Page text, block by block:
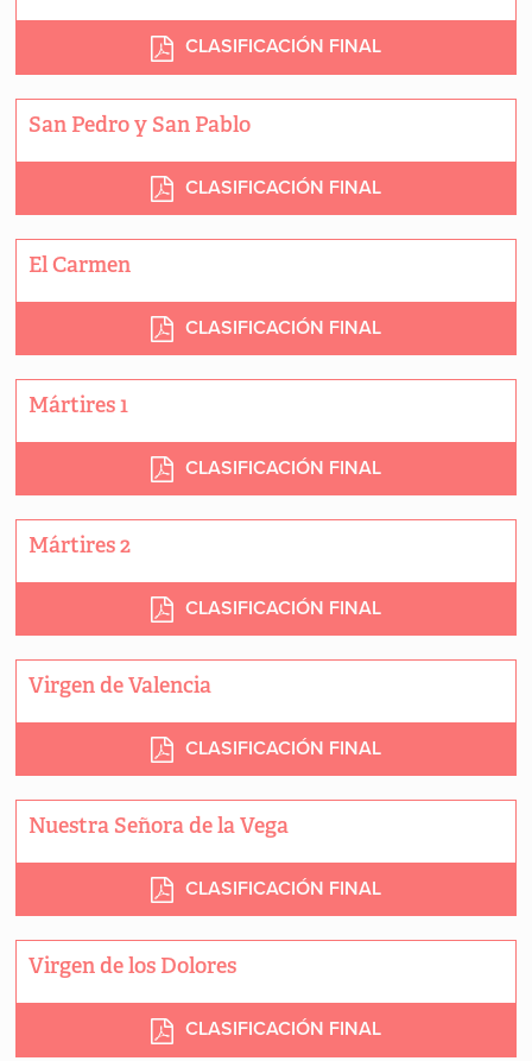
CLASIFICACIÓN FINAL
San Pedro y San Pablo
CLASIFICACIÓN FINAL
El Carmen
CLASIFICACIÓN FINAL
Mártires 1
CLASIFICACIÓN FINAL
Mártires 2
CLASIFICACIÓN FINAL
Virgen de Valencia
CLASIFICACIÓN FINAL
Nuestra Señora de la Vega
CLASIFICACIÓN FINAL
Virgen de los Dolores
CLASIFICACIÓN FINAL